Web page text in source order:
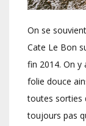
On se
Cate Le Bon
fin 2014. On y
folie douce
toutes sorties
toujours pas